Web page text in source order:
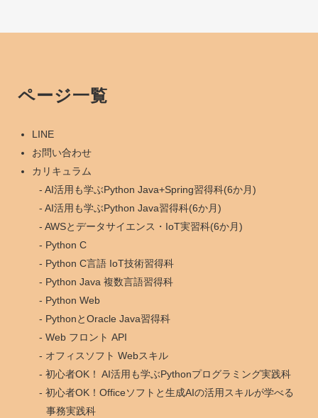
ページ一覧
LINE
お問い合わせ
カリキュラム
AI活用も学ぶPython Java+Spring習得科(6か月)
AI活用も学ぶPython Java習得科(6か月)
AWSとデータサイエンス・IoT実習科(6か月)
Python C
Python C言語 IoT技術習得科
Python Java 複数言語習得科
Python Web
PythonとOracle Java習得科
Web フロント API
オフィスソフト Webスキル
初心者OK！ AI活用も学ぶPythonプログラミング実践科
初心者OK！Officeソフトと生成AIの活用スキルが学べる
事務実践科